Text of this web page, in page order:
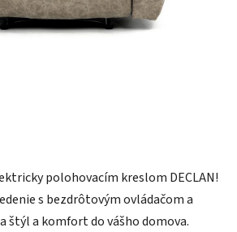
polohovacím kreslom DECLAN!
s bezdrôtovým ovládačom a
štýl a komfort do vášho domova.